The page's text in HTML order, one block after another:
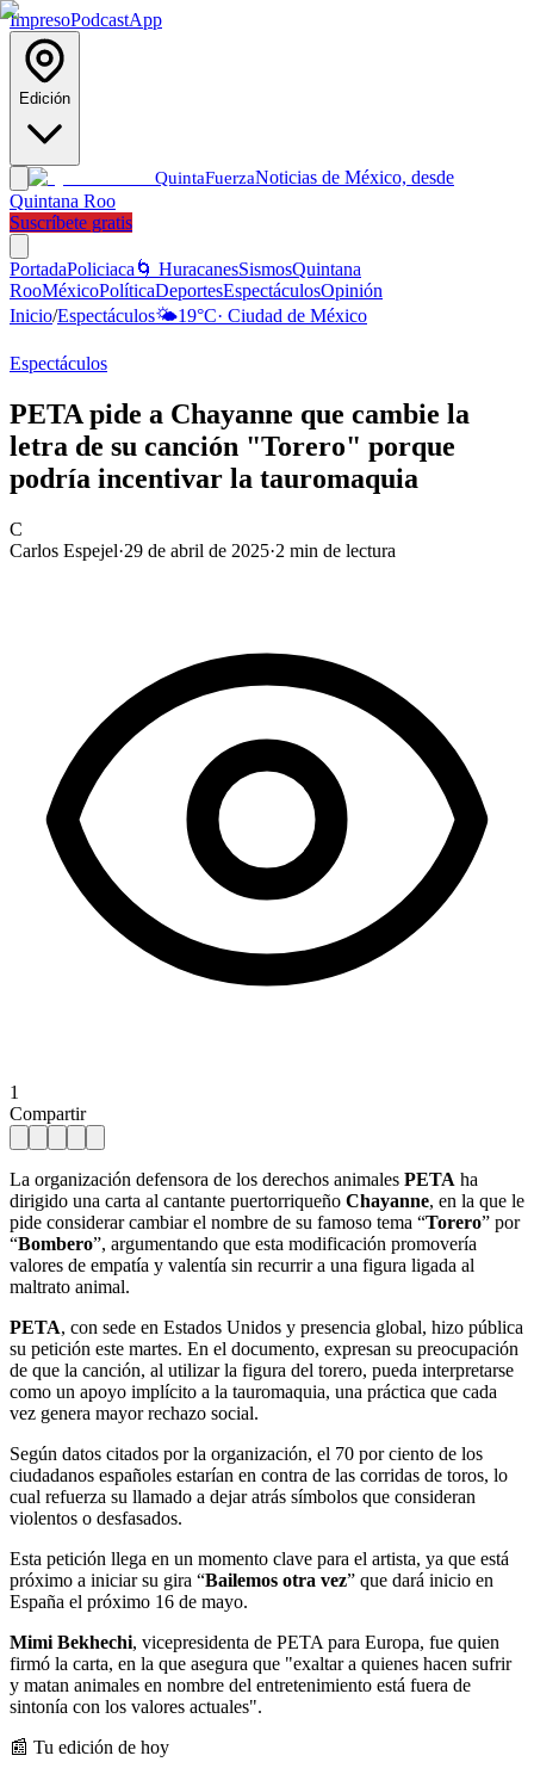
ImpresoPodcastApp
Edición
QuintaFuerzaNoticias de México, desde
Quintana Roo
Suscríbete gratis
PortadaPoliciaca 🌀 HuracanesSismosQuintana
RooMéxicoPolíticaDeportesEspectáculosOpinión
Inicio/Espectáculos🌤️19°C· Ciudad de México
Espectáculos
PETA pide a Chayanne que cambie la
letra de su canción "Torero" porque
podría incentivar la tauromaquia
C
Carlos Espejel·29 de abril de 2025·2 min de lectura
1
Compartir
La organización defensora de los derechos animales PETA ha
dirigido una carta al cantante puertorriqueño Chayanne, en la que le
pide considerar cambiar el nombre de su famoso tema “Torero” por
“Bombero”, argumentando que esta modificación promovería
valores de empatía y valentía sin recurrir a una figura ligada al
maltrato animal.
PETA, con sede en Estados Unidos y presencia global, hizo pública
su petición este martes. En el documento, expresan su preocupación
de que la canción, al utilizar la figura del torero, pueda interpretarse
como un apoyo implícito a la tauromaquia, una práctica que cada
vez genera mayor rechazo social.
Según datos citados por la organización, el 70 por ciento de los
ciudadanos españoles estarían en contra de las corridas de toros, lo
cual refuerza su llamado a dejar atrás símbolos que consideran
violentos o desfasados.
Esta petición llega en un momento clave para el artista, ya que está
próximo a iniciar su gira “Bailemos otra vez” que dará inicio en
España el próximo 16 de mayo.
Mimi Bekhechi, vicepresidenta de PETA para Europa, fue quien
firmó la carta, en la que asegura que "exaltar a quienes hacen sufrir
y matan animales en nombre del entretenimiento está fuera de
sintonía con los valores actuales".
📰 Tu edición de hoy